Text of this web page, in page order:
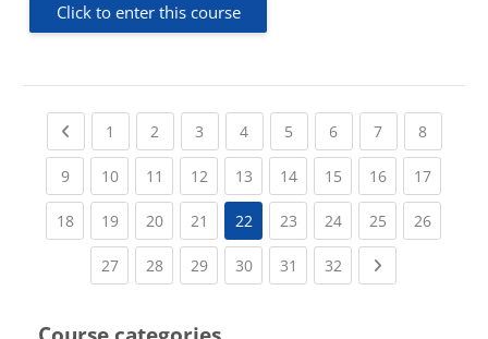
Click to enter this course
Previous page
1 (current)
2 (current)
3 (current)
4(current)
5 (current)
6(current)
7(current)
8(current)
9(current)
10(current)
11 (current)
12(current)
13(current)
14(current)
15(current)
16(current)
17
18(current)
19(current)
20(current)
21 (current)
22 23(current)
24(current)
25(current)
26
27(current)
28(current)
29(current)
30(current)
31 (current)
32(current)